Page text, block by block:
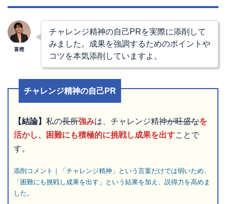
チャレンジ精神の自己PRを実際に添削して
みました。成果を強調するためのポイントや
コツを本気添削していますよ。
チャレンジ精神の自己PR
【結論】 私の長所強みは、チャレンジ精神が旺盛なを
活かし、困難にも積極的に挑戦し成果を出すことで
す。
添削コメント｜「チャレンジ精神」という言葉だけでは弱いため、
「困難にも挑戦し成果を出す」という結果を加え、説得力を高めま
した。